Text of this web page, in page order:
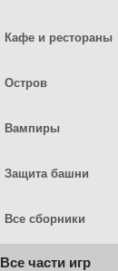
Кафе и рестораны
Остров
Вампиры
Защита башни
Все сборники
Все части игр